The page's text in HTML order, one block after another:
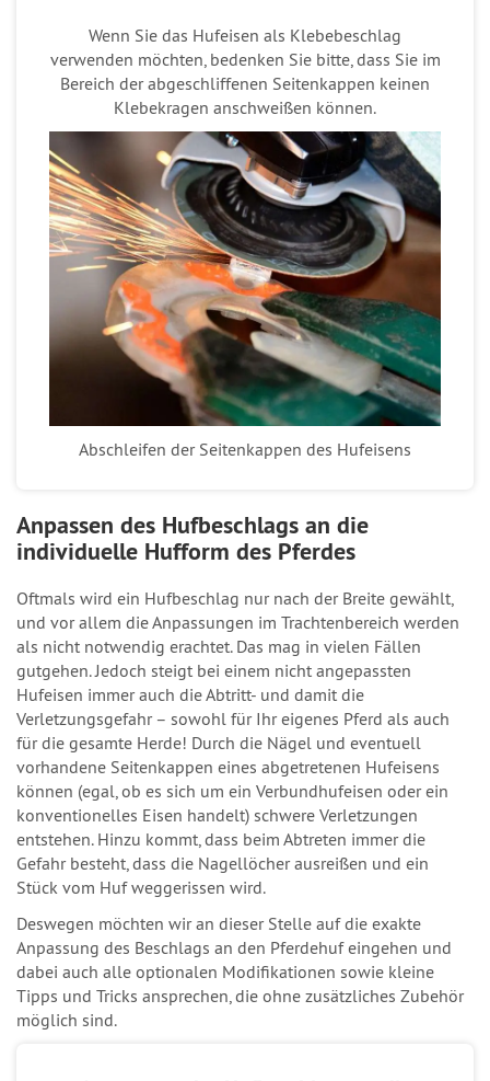
Wenn Sie das Hufeisen als Klebebeschlag
verwenden möchten, bedenken Sie bitte, dass Sie im
Bereich der abgeschliffenen Seitenkappen keinen
Klebekragen anschweißen können.
Abschleifen der Seitenkappen des Hufeisens
Anpassen des Hufbeschlags an die
individuelle Hufform des Pferdes
Oftmals wird ein Hufbeschlag nur nach der Breite gewählt,
und vor allem die Anpassungen im Trachtenbereich werden
als nicht notwendig erachtet. Das mag in vielen Fällen
gutgehen. Jedoch steigt bei einem nicht angepassten
Hufeisen immer auch die Abtritt- und damit die
Verletzungsgefahr – sowohl für Ihr eigenes Pferd als auch
für die gesamte Herde! Durch die Nägel und eventuell
vorhandene Seitenkappen eines abgetretenen Hufeisens
können (egal, ob es sich um ein Verbundhufeisen oder ein
konventionelles Eisen handelt) schwere Verletzungen
entstehen. Hinzu kommt, dass beim Abtreten immer die
Gefahr besteht, dass die Nagellöcher ausreißen und ein
Stück vom Huf weggerissen wird.
Deswegen möchten wir an dieser Stelle auf die exakte
Anpassung des Beschlags an den Pferdehuf eingehen und
dabei auch alle optionalen Modifikationen sowie kleine
Tipps und Tricks ansprechen, die ohne zusätzliches Zubehör
möglich sind.